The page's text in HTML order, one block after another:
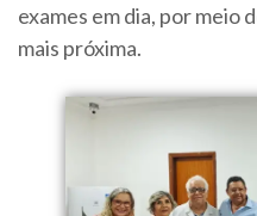
exames em dia, por meio
mais próxima.